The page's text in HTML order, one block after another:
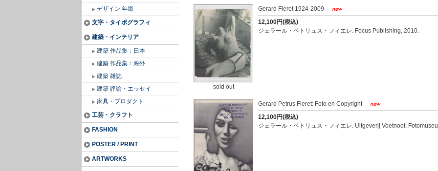
デザイン 年鑑
文字・タイポグラフィ
建築・インテリア
建築 作品集：日本
建築 作品集：海外
建築 雑誌
建築 評論・エッセイ
家具・プロダクト
工芸・クラフト
FASHION
POSTER / PRINT
ARTWORKS
sold out
Gerard Fieret 1924-2009
12,100円(税込)
ジェラール・ペトリュス・フィエレ. Focus Publishing, 2010.
Gerard Petrus Fieret: Foto en Copyright
12,100円(税込)
ジェラール・ペトリュス・フィエレ. Uitgeverij Voetnoot,